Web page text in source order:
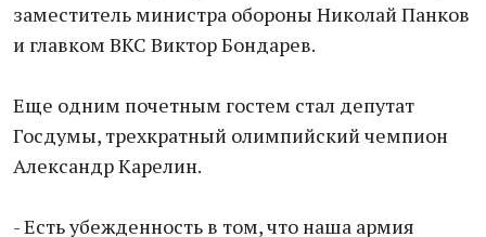
заместитель министра обороны Николай Панков
и главком ВКС Виктор Бондарев.
Еще одним почетным гостем стал депутат
Госдумы, трехкратный олимпийский чемпион
Александр Карелин.
- Есть убежденность в том, что наша армия